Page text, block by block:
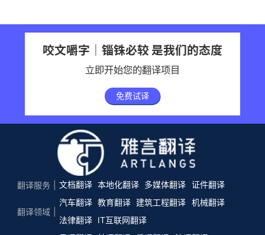
咬文嚼字｜锱铢必较 是我们的态度
立即开始您的翻译项目
免费试译
翻译服务 文档翻译 本地化翻译 多媒体翻译 证件翻译
翻译领域
汽车翻译 教育翻译 建筑工程翻译 机械翻译
法律翻译
IT互联网翻译